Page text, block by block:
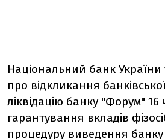
Національний банк
про відкликання банківської
ліквідацію банку "Форум"
гарантування вкладів
процедуру виведення